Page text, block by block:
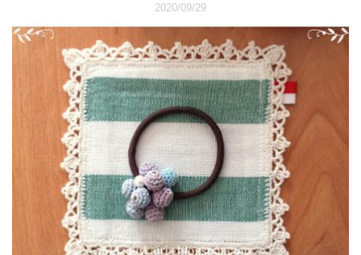
2020/09/29